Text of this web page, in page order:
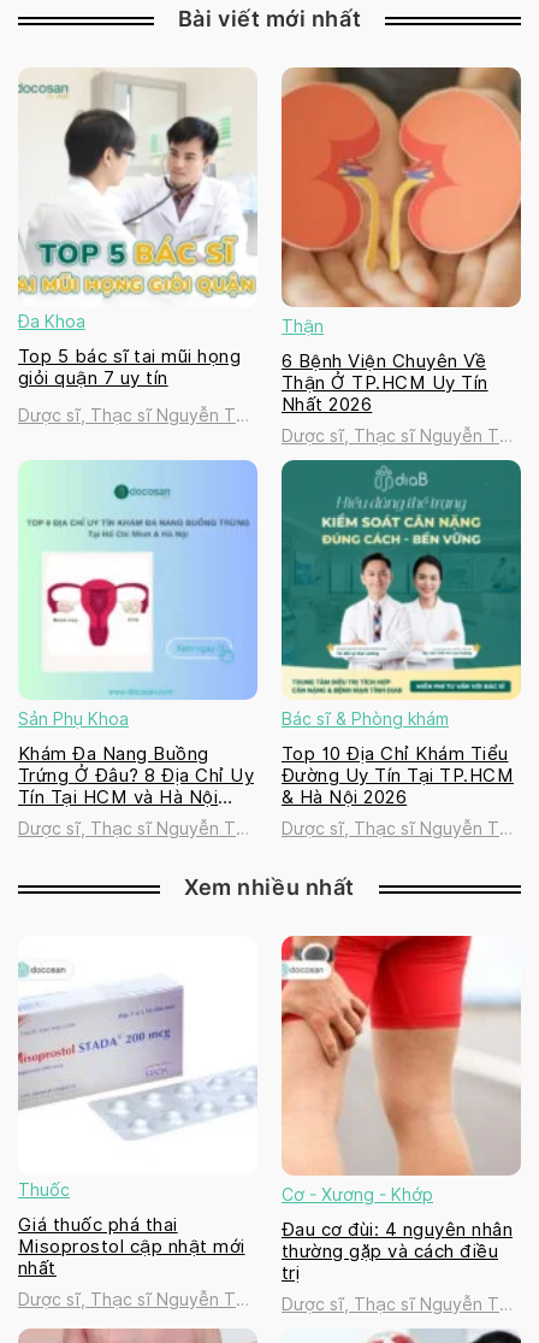
Bài viết mới nhất
Đa Khoa
Top 5 bác sĩ tai mũi họng
giỏi quận 7 uy tín
Dược sĩ, Thạc sĩ Nguyễn Thị
Thận
6 Bệnh Viện Chuyên Về
Thận Ở TP.HCM Uy Tín
Nhất 2026
Dược sĩ, Thạc sĩ Nguyễn Thị
Thanh Tú
Sản Phụ Khoa
Khám Đa Nang Buồng
Trứng Ở Đâu? 8 Địa Chỉ Uy
Tín Tại HCM và Hà Nội
2026
Dược sĩ, Thạc sĩ Nguyễn Thị
Bác sĩ & Phòng khám
Top 10 Địa Chỉ Khám Tiểu
Đường Uy Tín Tại TP.HCM
& Hà Nội 2026
Dược sĩ, Thạc sĩ Nguyễn Thị
Xem nhiều nhất
Thuốc
Giá thuốc phá thai
Misoprostol cập nhật mới
nhất
Dược sĩ, Thạc sĩ Nguyễn Thị
Thanh Tú
Cơ - Xương - Khớp
Đau cơ đùi: 4 nguyên nhân
thường gặp và cách điều
trị
Dược sĩ, Thạc sĩ Nguyễn Thị